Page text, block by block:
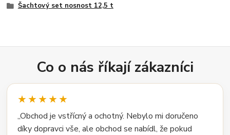
Šachtový set nosnost 12,5 t
Co o nás říkají zákazníci
★★★★★
„Obchod je vstřícný a ochotný. Nebylo mi doručeno
díky dopravci vše, ale obchod se nabídl, že pokud